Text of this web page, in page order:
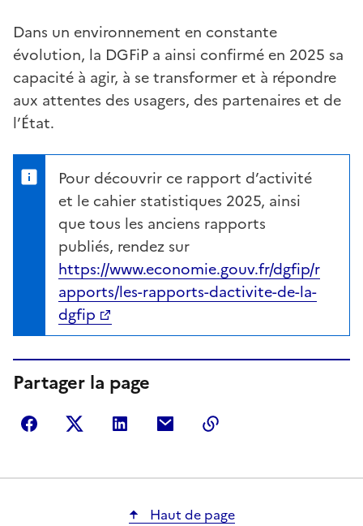
Dans un environnement en constante
évolution, la DGFiP a ainsi confirmé en 2025 sa
capacité à agir, à se transformer et à répondre
aux attentes des usagers, des partenaires et de
l’État.
Pour découvrir ce rapport d’activité
et le cahier statistiques 2025, ainsi
que tous les anciens rapports
publiés, rendez sur
https://www.economie.gouv.fr/dgfip/r
apports/les-rapports-dactivite-de-la-
dgfip
Partager la page
Partager sur Facebook
Partager sur Twitter
Partager sur LinkedIn
Partager par courriel
Haut de page